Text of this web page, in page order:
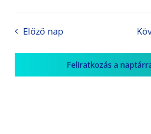
Előző nap
Feliratkozás a